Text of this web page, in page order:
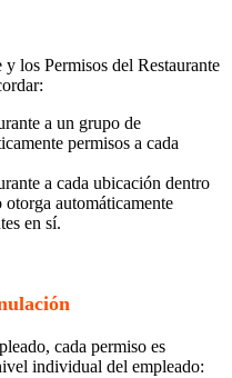
los Permisos del Restaurante
a un grupo de
permisos a cada
a cada ubicación dentro
otorga automáticamente
en sí.
cada permiso es
individual del empleado: